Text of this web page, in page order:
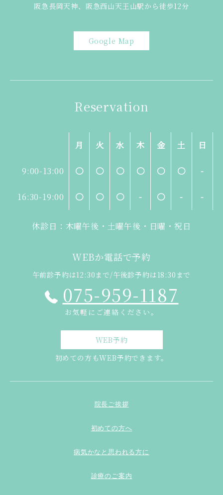
阪急長岡天神、阪急西山天王山駅から徒歩12分
Google Map
Reservation
月 火 水 木 金 土 日
9:00-13:00 〇 〇 〇 〇 〇 〇 -
16:30-19:00 〇 〇 〇 - 〇 - -
休診日：木曜午後・土曜午後・日曜・祝日
WEBか電話で予約
午前診予約は12:30まで/午後診予約は18:30まで
075-959-1187
お気軽にご連絡ください。
WEB予約
初めての方もWEB予約できます。
院長ご挨拶
初めての方へ
病気かなと思われる方に
診療のご案内